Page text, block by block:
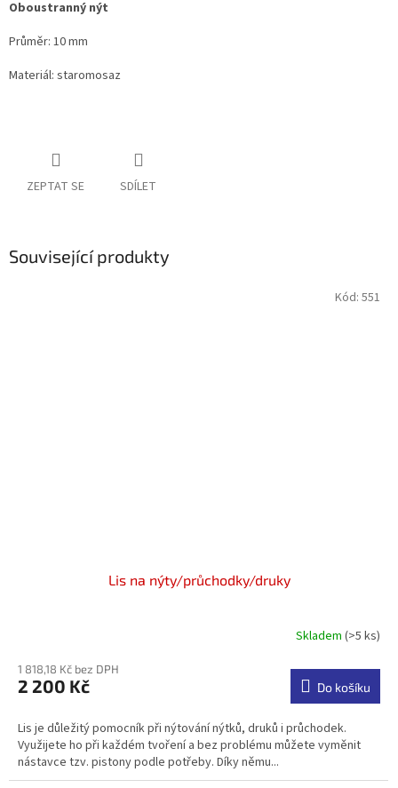
Oboustranný nýt
Průměr: 10 mm
Materiál: staromosaz
ZEPTAT SE SDÍLET
Související produkty
Lis na nýty/průchodky/druky
produktu
je
z
5
hvězdiček.
Skladem(>5 ks)
1 818,18 Kč bez DPH
2 200 Kč Do košíku
Lis je důležitý pomocník při nýtování nýtků, druků i průchodek.
Využijete ho při každém tvoření a bez problému můžete vyměnit
nástavce tzv. pistony podle potřeby. Díky němu...
Kód: 551